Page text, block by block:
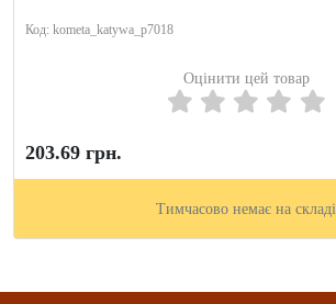
Код: kometa_katywa_p7018
Оцінити цей товар
203.69 грн.
Тимчасово немає на складі